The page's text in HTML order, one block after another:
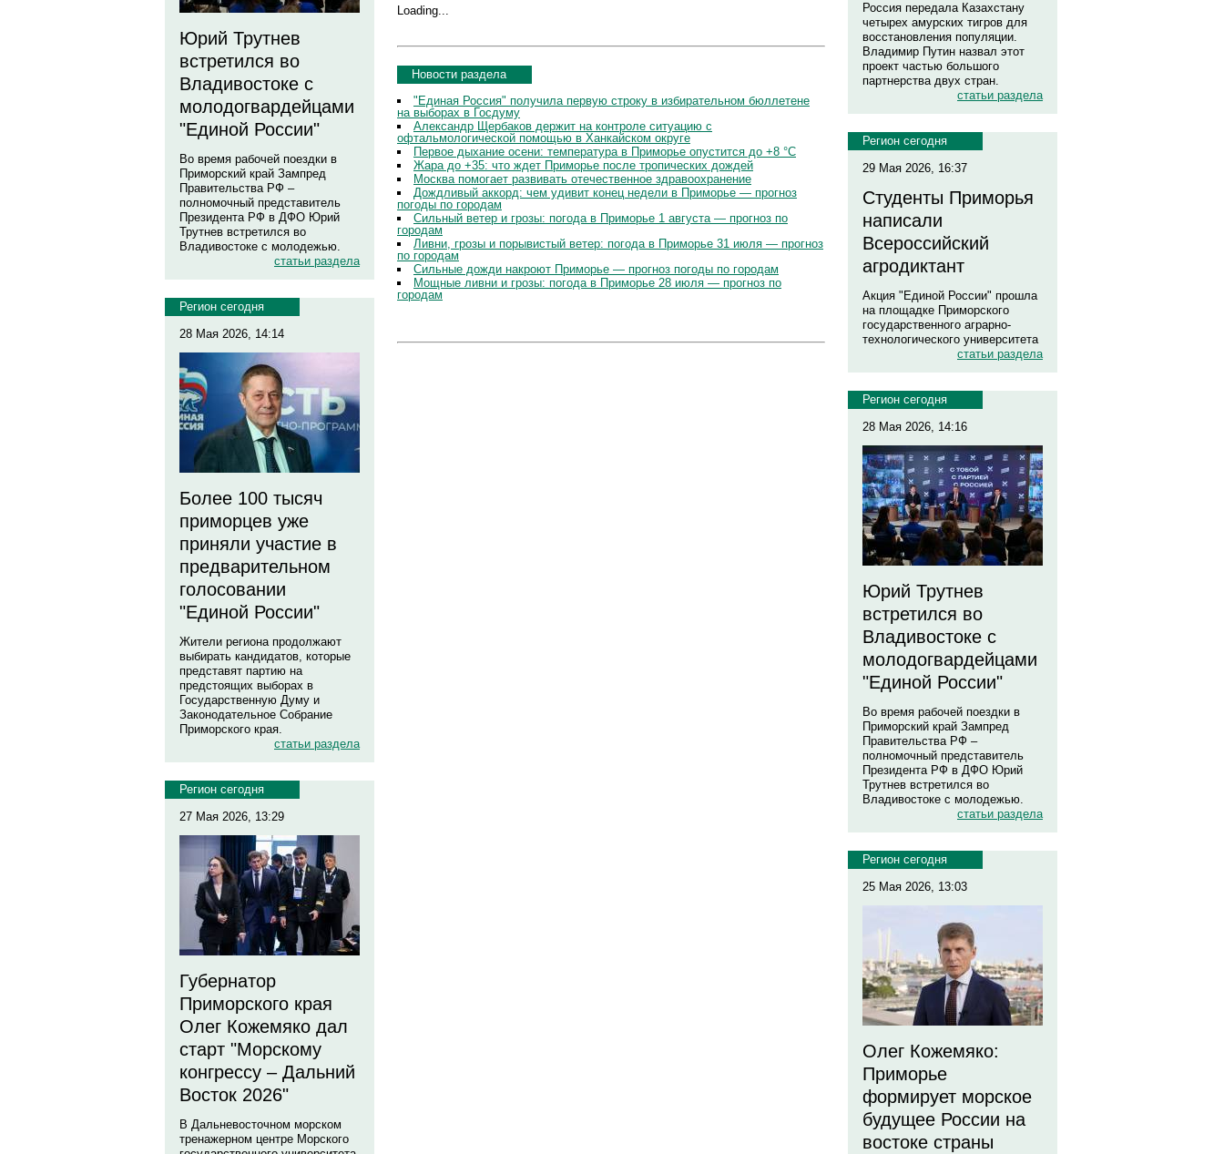
Юрий Трутнев
встретился во
Владивостоке с
молодогвардейцами
"Единой России"
Во время рабочей поездки в
Приморский край Зампред
Правительства РФ –
полномочный представитель
Президента РФ в ДФО Юрий
Трутнев встретился во
Владивостоке с молодежью.
статьи раздела
Регион сегодня
28 Мая 2026, 14:14
Более 100 тысяч
приморцев уже
приняли участие в
предварительном
голосовании
"Единой России"
Жители региона продолжают
выбирать кандидатов, которые
представят партию на
предстоящих выборах в
Государственную Думу и
Законодательное Собрание
Приморского края.
статьи раздела
Регион сегодня
27 Мая 2026, 13:29
Губернатор
Приморского края
Олег Кожемяко дал
старт "Морскому
конгрессу – Дальний
Восток 2026"
В Дальневосточном морском
тренажерном центре Морского
Loading...
Новости раздела
"Единая Россия" получила первую строку в избирательном бюллетене
на выборах в Госдуму
Александр Щербаков держит на контроле ситуацию с
офтальмологической помощью в Ханкайском округе
Первое дыхание осени: температура в Приморье опустится до +8 °C
Жара до +35: что ждет Приморье после тропических дождей
Москва помогает развивать отечественное здравоохранение
Дождливый аккорд: чем удивит конец недели в Приморье — прогноз
погоды по городам
Сильный ветер и грозы: погода в Приморье 1 августа — прогноз по
городам
Ливни, грозы и порывистый ветер: погода в Приморье 31 июля — прогноз
по городам
Сильные дожди накроют Приморье — прогноз погоды по городам
Мощные ливни и грозы: погода в Приморье 28 июля — прогноз по
городам
Россия передала Казахстану
четырех амурских тигров для
восстановления популяции.
Владимир Путин назвал этот
проект частью большого
партнерства двух стран.
статьи раздела
Регион сегодня
29 Мая 2026, 16:37
Студенты Приморья
написали
Всероссийский
агродиктант
Акция "Единой России" прошла
на площадке Приморского
государственного аграрно-
технологического университета
статьи раздела
Регион сегодня
28 Мая 2026, 14:16
Юрий Трутнев
встретился во
Владивостоке с
молодогвардейцами
"Единой России"
Во время рабочей поездки в
Приморский край Зампред
Правительства РФ –
полномочный представитель
Президента РФ в ДФО Юрий
Трутнев встретился во
Владивостоке с молодежью.
статьи раздела
Регион сегодня
25 Мая 2026, 13:03
Олег Кожемяко:
Приморье
формирует морское
будущее России на
востоке страны